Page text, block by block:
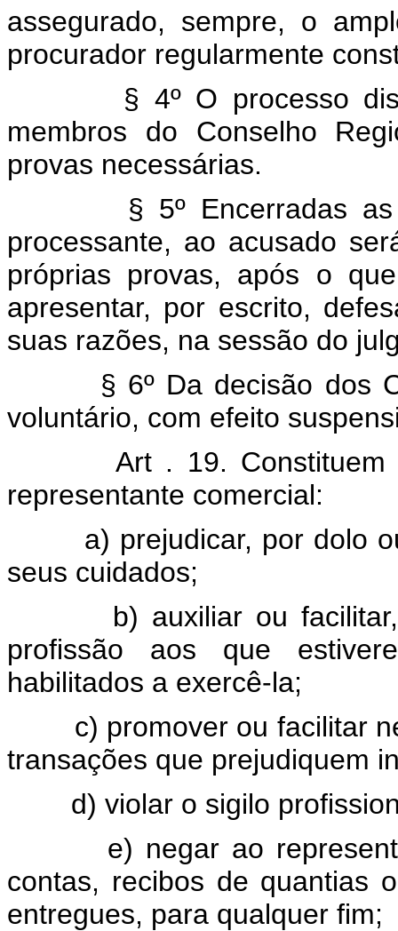
assegurado, sempre, o
procurador regularmente
§ 4º O processo
membros do Conselho
provas necessárias.
§ 5º Encerradas as
processante, ao acusado
próprias provas, após o
apresentar, por escrito,
suas razões, na sessão do
§ 6º Da decisão dos
voluntário, com efeito
Art . 19.
representante comercial:
a) prejudicar, por dolo ou
seus cuidados;
b) auxiliar ou facilitar,
profissão aos que
habilitados a exercê-la;
c) promover ou facilitar
transações que prejudiquem
d) violar o sigilo
e) negar ao
contas, recibos de quantias
entregues, para qualquer fim;